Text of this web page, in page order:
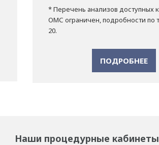
* Перечень анализов доступных
ОМС ограничен, подробности по
20.
ПОДРОБНЕЕ
Наши процедурные